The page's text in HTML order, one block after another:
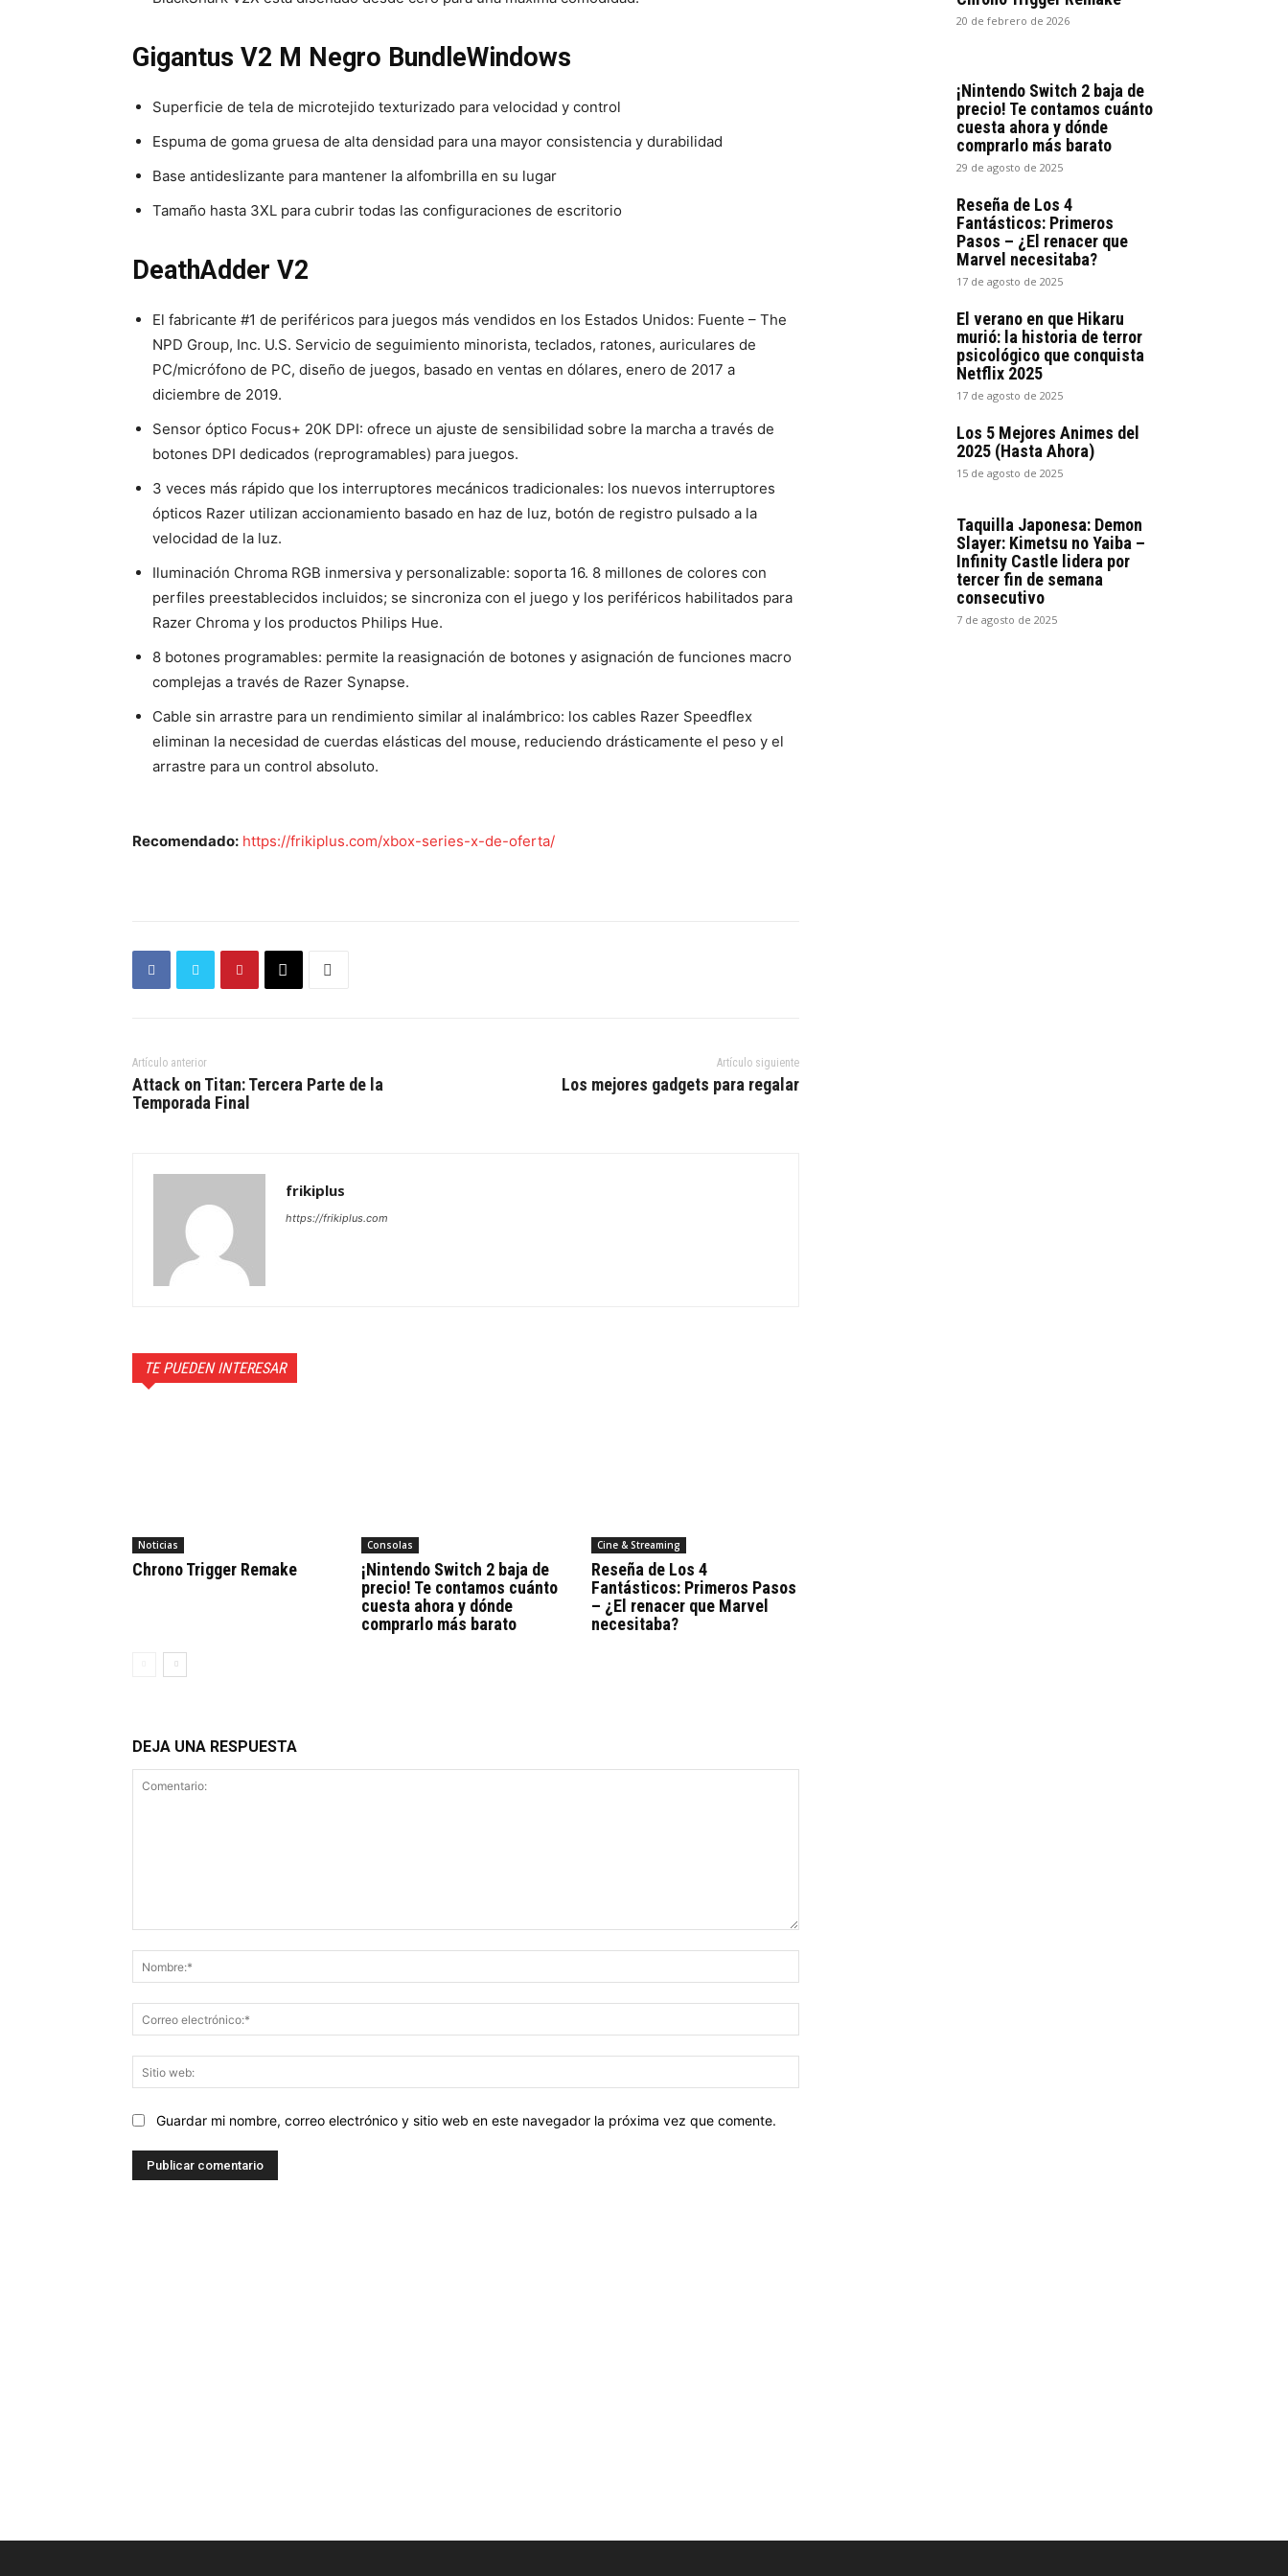
Gigantus V2 M Negro BundleWindows
Superficie de tela de microtejido texturizado para velocidad y control
Espuma de goma gruesa de alta densidad para una mayor consistencia y durabilidad
Base antideslizante para mantener la alfombrilla en su lugar
Tamaño hasta 3XL para cubrir todas las configuraciones de escritorio
DeathAdder V2
El fabricante #1 de periféricos para juegos más vendidos en los Estados Unidos: Fuente – The
NPD Group, Inc. U.S. Servicio de seguimiento minorista, teclados, ratones, auriculares de
PC/micrófono de PC, diseño de juegos, basado en ventas en dólares, enero de 2017 a
diciembre de 2019.
Sensor óptico Focus+ 20K DPI: ofrece un ajuste de sensibilidad sobre la marcha a través de
botones DPI dedicados (reprogramables) para juegos.
3 veces más rápido que los interruptores mecánicos tradicionales: los nuevos interruptores
ópticos Razer utilizan accionamiento basado en haz de luz, botón de registro pulsado a la
velocidad de la luz.
Iluminación Chroma RGB inmersiva y personalizable: soporta 16. 8 millones de colores con
perfiles preestablecidos incluidos; se sincroniza con el juego y los periféricos habilitados para
Razer Chroma y los productos Philips Hue.
8 botones programables: permite la reasignación de botones y asignación de funciones macro
complejas a través de Razer Synapse.
Cable sin arrastre para un rendimiento similar al inalámbrico: los cables Razer Speedflex
eliminan la necesidad de cuerdas elásticas del mouse, reduciendo drásticamente el peso y el
arrastre para un control absoluto.
Recomendado: https://frikiplus.com/xbox-series-x-de-oferta/
Artículo anterior
Attack on Titan: Tercera Parte de la
Temporada Final
Artículo siguiente
Los mejores gadgets para regalar
frikiplus
https://frikiplus.com
TE PUEDEN INTERESAR
Noticias
Chrono Trigger Remake
Consolas
¡Nintendo Switch 2 baja de
precio! Te contamos cuánto
cuesta ahora y dónde
comprarlo más barato
Cine & Streaming
Reseña de Los 4
Fantásticos: Primeros Pasos
– ¿El renacer que Marvel
necesitaba?
DEJA UNA RESPUESTA
electrónico:*
web:
Guardar mi nombre, correo electrónico y sitio web en este navegador la próxima vez que comente.
20 de febrero de 2026
¡Nintendo Switch 2 baja de
precio! Te contamos cuánto
cuesta ahora y dónde
comprarlo más barato
29 de agosto de 2025
Reseña de Los 4
Fantásticos: Primeros
Pasos – ¿El renacer que
Marvel necesitaba?
17 de agosto de 2025
El verano en que Hikaru
murió: la historia de terror
psicológico que conquista
Netflix 2025
17 de agosto de 2025
Los 5 Mejores Animes del
2025 (Hasta Ahora)
15 de agosto de 2025
Taquilla Japonesa: Demon
Slayer: Kimetsu no Yaiba –
Infinity Castle lidera por
tercer fin de semana
consecutivo
7 de agosto de 2025